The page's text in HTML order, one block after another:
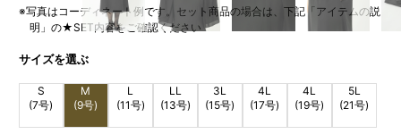
※写真はコーディネート例です。セット商品の場合は、下記「アイテムの説
明」の★SET内容をご確認ください
サイズを選ぶ
S
(7号)
M
(9号)
L
(11号)
LL
(13号)
3L
(15号)
4L
(17号)
4L
(19号)
5L
(21号)